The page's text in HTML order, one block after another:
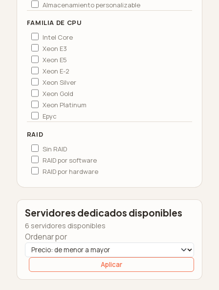
Almacenamiento personalizable
FAMILIA DE CPU
Intel Core
Xeon E3
Xeon E5
Xeon E-2
Xeon Silver
Xeon Gold
Xeon Platinum
Epyc
RAID
Sin RAID
RAID por software
RAID por hardware
Servidores dedicados disponibles
6 servidores disponibles
Ordenar por
Aplicar